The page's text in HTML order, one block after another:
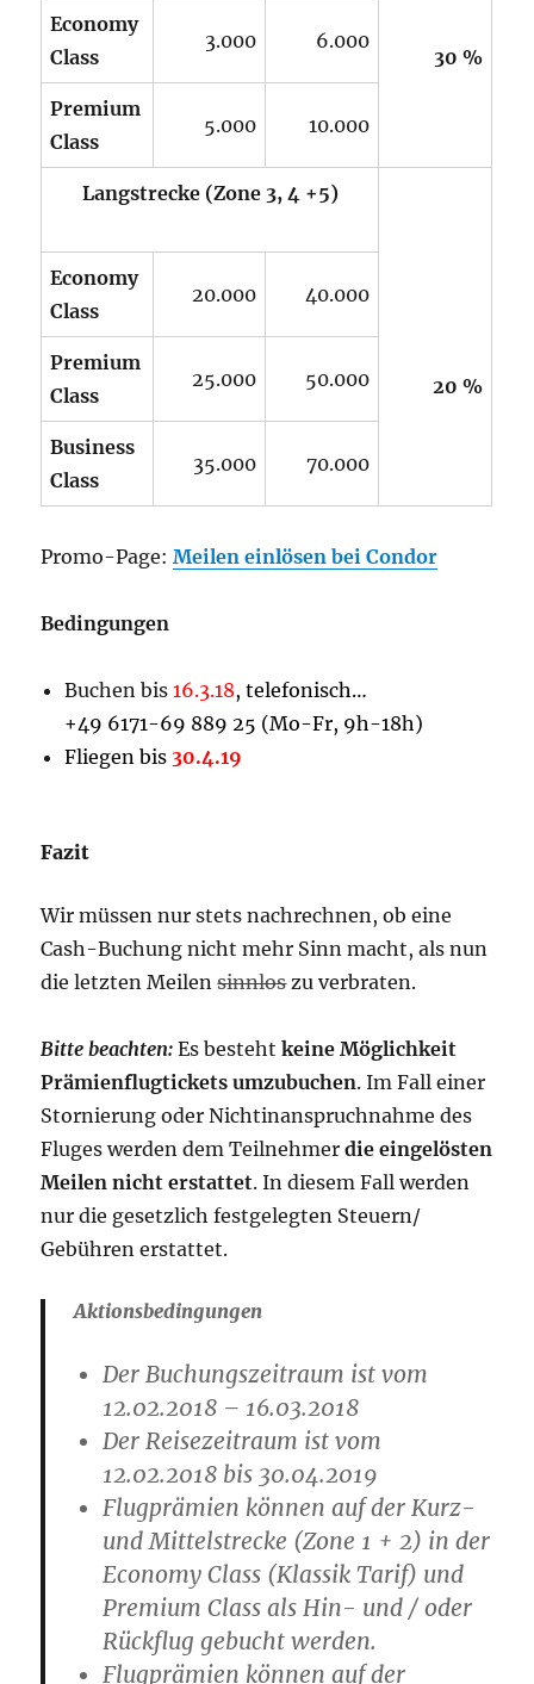
30 %
Economy
Class
3.000 6.000
Premium
Class
5.000 10.000
Langstrecke(Zone 3, 4 +5)
20 %
Economy
Class
20.000 40.000
Premium
Class
25.000 50.000
Business
Class
35.000 70.000
Promo-Page:Meilen einlösen bei Condor
Bedingungen
Buchen bis 16.3.18, telefonisch…
+49 6171-69 889 25 (Mo-Fr, 9h-18h)
Fliegen bis 30.4.19
Fazit
Wir müssen nur stets nachrechnen, ob eine
Cash-Buchung nicht mehr Sinn macht, als nun
die letzten Meilensinnloszu verbraten.
Bitte beachten: Es bestehtkeine Möglichkeit
Prämienflugtickets umzubuchen. Im Fall einer
Stornierung oder Nichtinanspruchnahme des
Fluges werden dem Teilnehmerdie eingelösten
Meilen nicht erstattet. In diesem Fall werden
nur die gesetzlich festgelegten Steuern/
Gebühren erstattet.
Aktionsbedingungen
Der Buchungszeitraum ist vom
12.02.2018 – 16.03.2018
Der Reisezeitraum ist vom
12.02.2018 bis 30.04.2019
Flugprämien können auf der Kurz-
und Mittelstrecke (Zone 1 + 2) in der
Economy Class (Klassik Tarif) und
Premium Class als Hin- und / oder
Rückflug gebucht werden.
Flugprämien können auf der